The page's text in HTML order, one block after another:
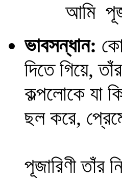
আমি
ভাবসন্ধান:
দিতে গিয়ে,
কল্পলোকে যা
ছল করে,
পূজারিণী তাঁর